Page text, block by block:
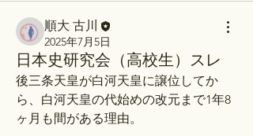
順大 古川
2025年7月5日
日本史研究会（高校生）スレ
後三条天皇が白河天皇に譲位してか
ら、白河天皇の代始めの改元まで1年8
ヶ月も間がある理由。